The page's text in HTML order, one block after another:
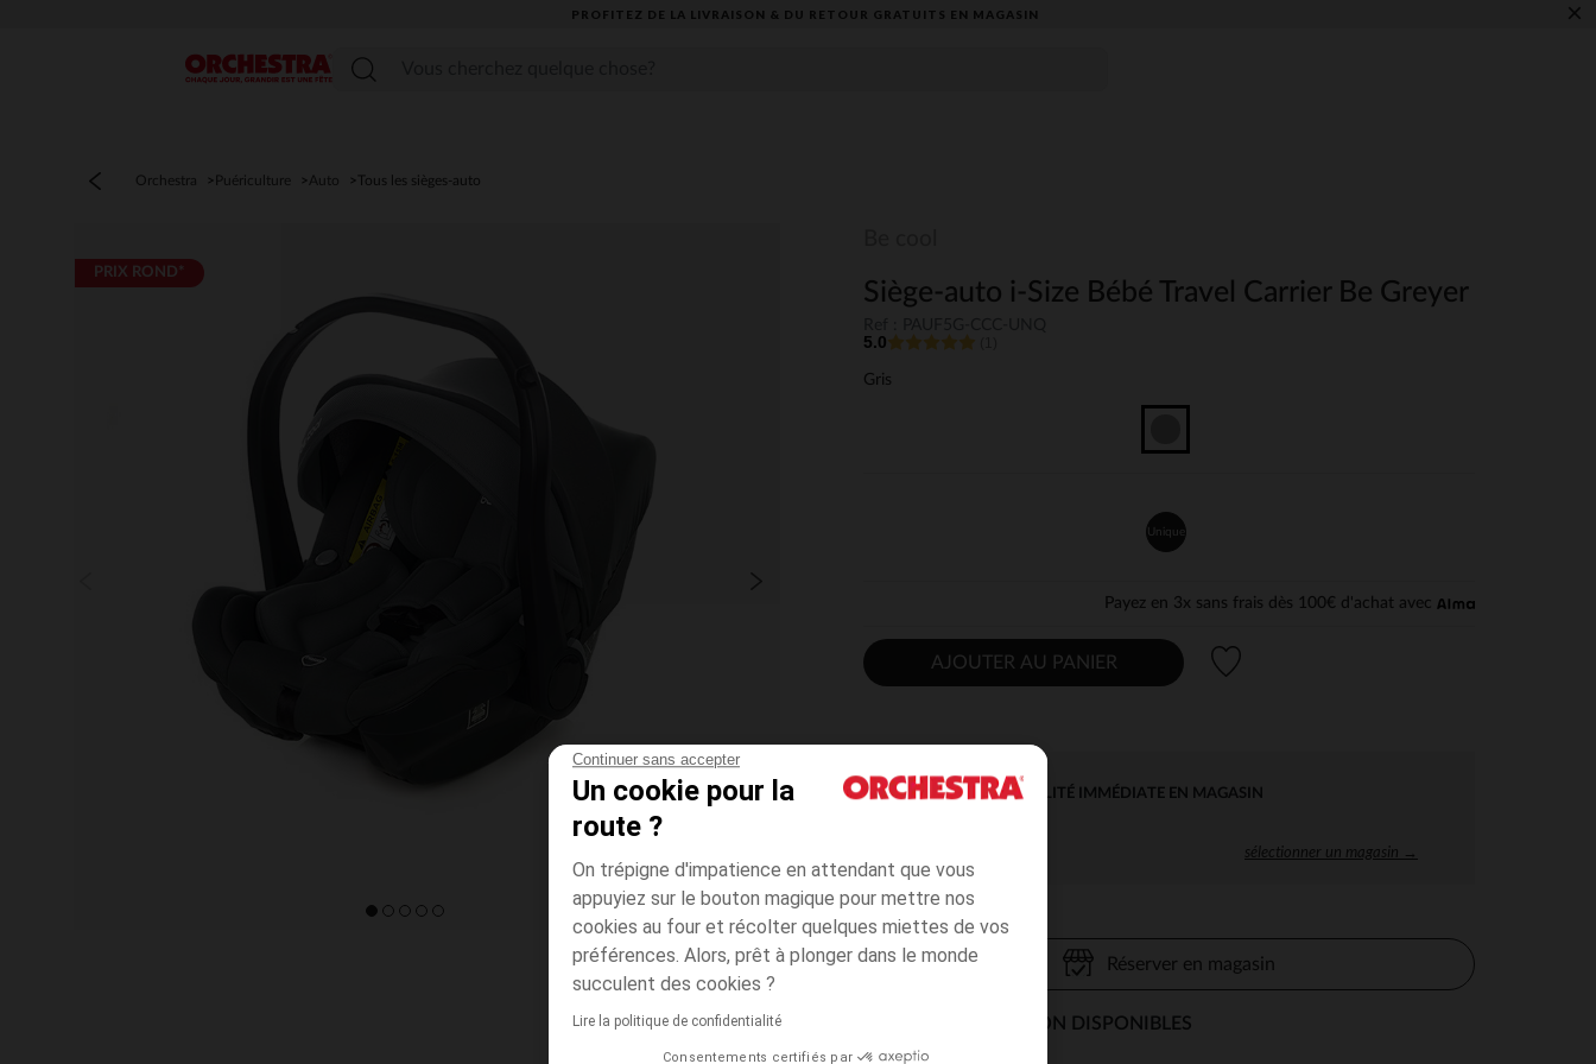
Continuer sans accepter
Un cookie pour la
route ?
On trépigne d'impatience en attendant que vous
appuyiez sur le bouton magique pour mettre nos
cookies au four et récolter quelques miettes de vos
préférences. Alors, prêt à plonger dans le monde
succulent des cookies ?
Lire la politique de confidentialité
Consentements certifiés par
PROFITEZ DE LA LIVRAISON & DU RETOUR GRATUITS EN MAGASIN​ ×
Menu
Orchestra Puériculture Auto Tous les sièges-auto
PRIX ROND*
Siège-auto i-Size Bébé Travel Carrier Be Greyer
5.0
Gris
Unique
Payez en 3x sans frais dès 100€ d'achat avec
AJOUTER AU PANIER
DISPONIBILITÉ IMMÉDIATE EN MAGASIN
sélectionner un magasin →
Réserver en magasin
MODES DE LIVRAISON DISPONIBLES